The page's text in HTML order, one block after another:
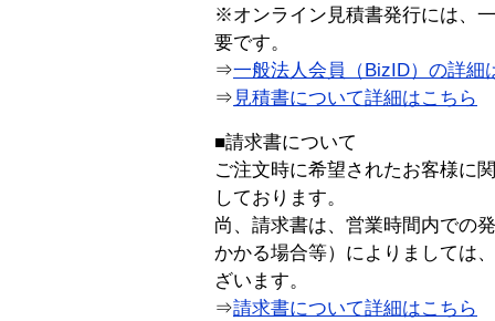
※オンライン見積書発行には、
要です。
⇒一般法人会員（BizID）の詳細
⇒ 見積書について詳細はこちら
■請求書について
ご注文時に希望されたお客様に
しております。
尚、請求書は、営業時間内での
かかる場合等）によりましては
ざいます。
⇒請求書について詳細はこちら